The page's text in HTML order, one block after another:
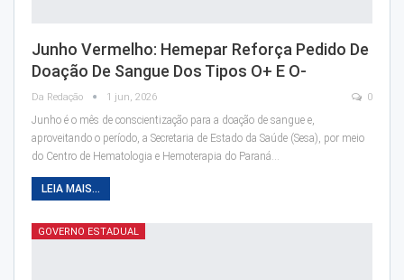
Junho Vermelho: Hemepar Reforça Pedido De
Doação De Sangue Dos Tipos O+ E O-
Da Redação 1 jun, 2026 0
Junho é o mês de conscientização para a doação de sangue e,
aproveitando o período, a Secretaria de Estado da Saúde (Sesa), por meio
do Centro de Hematologia e Hemoterapia do Paraná…
LEIA MAIS...
GOVERNO ESTADUAL